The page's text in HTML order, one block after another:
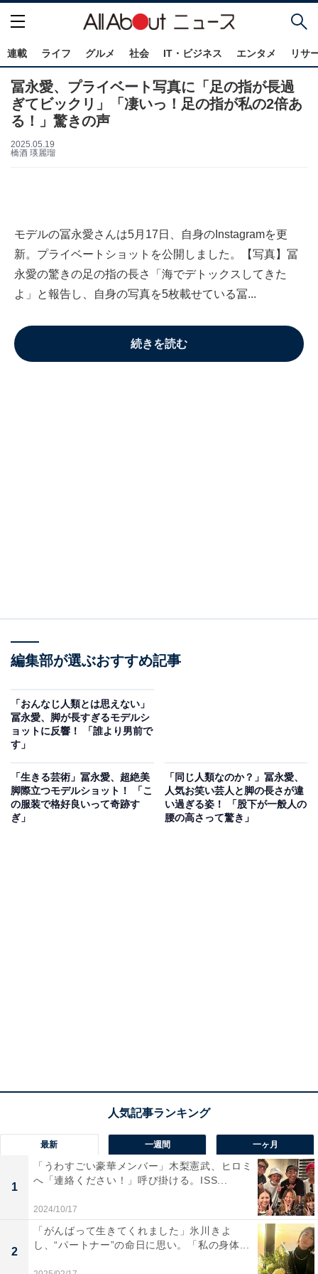
連載 ライフ グルメ 社会 IT・ビジネス エンタメ リサ
冨永愛、プライベート写真に「足の指が長過
ぎてビックリ」「凄いっ！足の指が私の2倍あ
る！」驚きの声
2025.05.19
橋酒 瑛麗瑠
モデルの冨永愛さんは5月17日、自身のInstagramを更
新。プライベートショットを公開しました。【写真】冨
永愛の驚きの足の指の長さ「海でデトックスしてきた
よ」と報告し、自身の写真を5枚載せている冨...
続きを読む
編集部が選ぶおすすめ記事
「おんなじ人類とは思えない」
冨永愛、脚が長すぎるモデルシ
ョットに反響！ 「誰より男前で
す」
「生きる芸術」冨永愛、超絶美
脚際立つモデルショット！ 「こ
の服装で格好良いって奇跡す
ぎ」
「同じ人類なのか？」冨永愛、
人気お笑い芸人と脚の長さが違
い過ぎる姿！ 「股下が一般人の
腰の高さって驚き」
最新 一週間 一ヶ月
1
「うわすごい豪華メンバー」木梨憲武、ヒロミ
へ「連絡ください！」呼び掛ける。ISS...
2024/10/17
2
「がんばって生きてくれました」氷川きよ
し、“パートナー”の命日に思い。「私の身体...